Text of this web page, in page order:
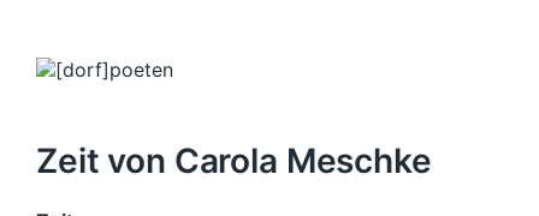
Zeit von Carola Meschke